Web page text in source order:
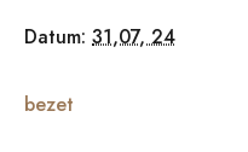
Datum: 31,07, 24
bezet